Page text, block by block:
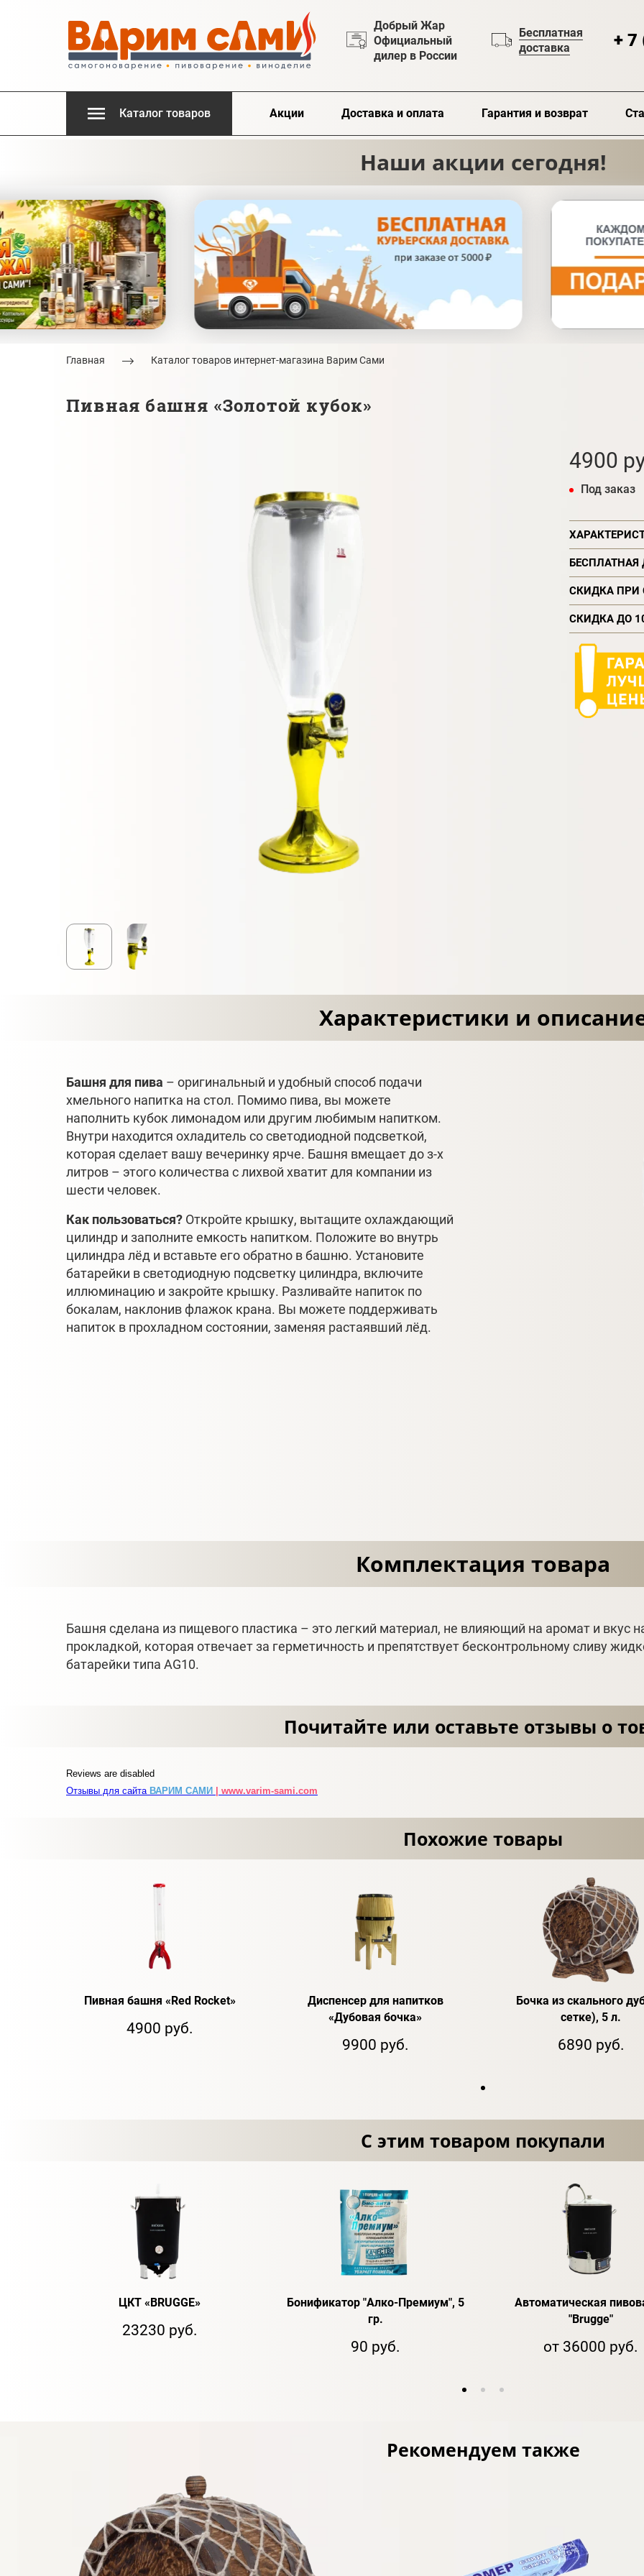
Добрый Жар
Официальный
дилер в России
Бесплатная
доставка
+
Каталог товаров Акции Доставка и оплата Гарантия и возврат
Наши акции сегодня!
Главная Каталог товаров интернет-магазина Варим Сами
Пивная башня «Золотой кубок»
4900
Под заказ
БЕСПЛАТНАЯ
СКИДКА ПРИ
СКИДКА ДО
Характеристики и
Башня для пива – оригинальный и удобный способ подачи
хмельного напитка на стол. Помимо пива, вы можете
наполнить кубок лимонадом или другим любимым напитком.
Внутри находится охладитель со светодиодной подсветкой,
которая сделает вашу вечеринку ярче. Башня вмещает до з-х
литров – этого количества с лихвой хватит для компании из
шести человек.
Как пользоваться? Откройте крышку, вытащите охлаждающий
цилиндр и заполните емкость напитком. Положите во внутрь
цилиндра лёд и вставьте его обратно в башню. Установите
батарейки в светодиодную подсветку цилиндра, включите
иллюминацию и закройте крышку. Разливайте напиток по
бокалам, наклонив флажок крана. Вы можете поддерживать
напиток в прохладном состоянии, заменяя растаявший лёд.
Комплектация товара
Башня сделана из пищевого пластика – это легкий материал, не влияющий на аромат и вкус
прокладкой, которая отвечает за герметичность и препятствует бесконтрольному сливу
батарейки типа AG10.
Почитайте или оставьте отзывы о
Reviews are disabled
Отзывы для сайта ВАРИМ САМИ | www.varim-sami.com
Похожие товары
Пивная башня «Red Rocket»
4900 руб.
Диспенсер для напитков
«Дубовая бочка»
9900 руб.
Бочка из скального
сетке), 5 л.
6890 руб.
С этим товаром покупали
ЦКТ «BRUGGE»
23230 руб.
Бонификатор "Алко-Премиум", 5
гр.
90 руб.
Автоматическая
"Brugge"
от 36000 руб.
Рекомендуем также